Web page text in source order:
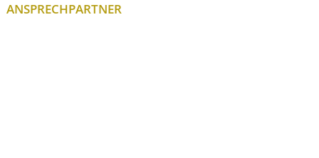
ANSPRECHPARTNER